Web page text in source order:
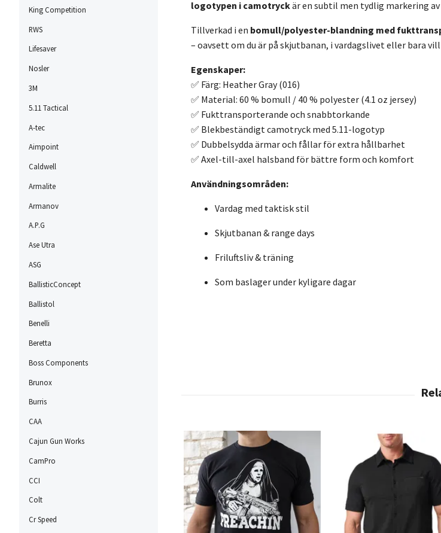
King Competition
RWS
Lifesaver
Nosler
3M
5.11 Tactical
A-tec
Aimpoint
Caldwell
Armalite
Armanov
A.P.G
Ase Utra
ASG
BallisticConcept
Ballistol
Benelli
Beretta
Boss Components
Brunox
Burris
CAA
Cajun Gun Works
CamPro
CCI
Colt
Cr Speed
logotypen i camotryckär en subtil men tydlig markering
Tillverkad i en bomull/polyester-blandning med
– oavsett om du är på skjutbanan, i vardagslivet eller bara
Egenskaper:
✅ Färg: Heather Gray (016)
✅ Material: 60 % bomull / 40 % polyester (4.1 oz jersey)
✅ Fukttransporterande och snabbtorkande
✅ Blekbeständigt camotryck med 5.11-logotyp
✅ Dubbelsydda ärmar och fållar för extra hållbarhet
✅ Axel-till-axel halsband för bättre form och komfort
Användningsområden:
Vardag med taktisk stil
Skjutbanan & range days
Friluftsliv & träning
Som baslager under kyligare dagar